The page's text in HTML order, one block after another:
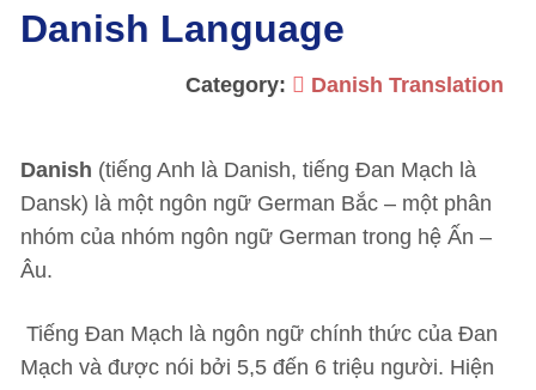
Danish Language
Category: Danish Translation
Danish (tiếng Anh là Danish, tiếng Đan Mạch là
Dansk) là một ngôn ngữ German Bắc – một phân
nhóm của nhóm ngôn ngữ German trong hệ Ấn –
Âu.
Tiếng Đan Mạch là ngôn ngữ chính thức của Đan
Mạch và được nói bởi 5,5 đến 6 triệu người. Hiện